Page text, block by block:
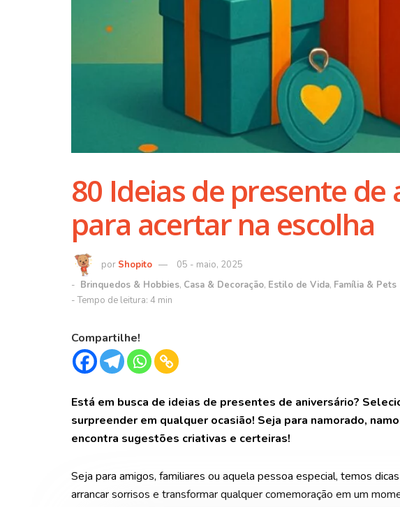
80 Ideias de presente de
para acertar na escolha
Shopito
05 - maio, 2025
Brinquedos & Hobbies, Casa & Decoração, Estilo de Vida, Família & Pets
Compartilhe!
Está em busca de ideias de presentes de aniversário?
surpreender em qualquer ocasião! Seja para namorado,
encontra sugestões criativas e certeiras!
Seja para amigos, familiares ou aquela pessoa especial, temos
arrancar sorrisos e transformar qualquer comemoração em um